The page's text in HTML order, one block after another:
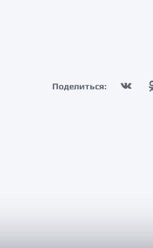
Поделиться: